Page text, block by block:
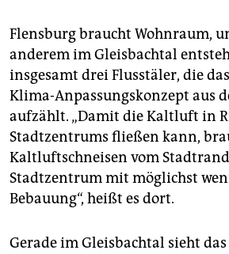
Flensburg braucht Wohnraum,
anderem im Gleisbachtal
insgesamt drei Flusstäler, die
Klima-Anpassungskonzept aus
aufzählt. „Damit die Kaltluft in
Stadtzentrums fließen kann,
Kaltluftschneisen vom
Stadtzentrum mit möglichst
Bebauung“, heißt es dort.
Gerade im Gleisbachtal sieht